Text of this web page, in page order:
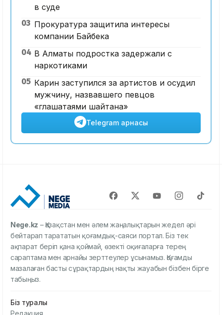
в суде
03 Прокуратура защитила интересы
компании Байбека
04 В Алматы подростка задержали с
наркотиками
05 Карин заступился за артистов и осудил
мужчину, назвавшего певцов
«глашатаями шайтана»
Telegram арнасы
Nege.kz – Қазақстан мен әлем жаңалықтарын жедел әрі
бейтарап тарататын қоғамдық-саяси портал. Біз тек
ақпарат беріп қана қоймай, өзекті оқиғаларға терең
сараптама мен арнайы зерттеулер ұсынамыз. Қоғамды
мазалаған басты сұрақтардың нақты жауабын бізбен бірге
табыңыз.
Біз туралы